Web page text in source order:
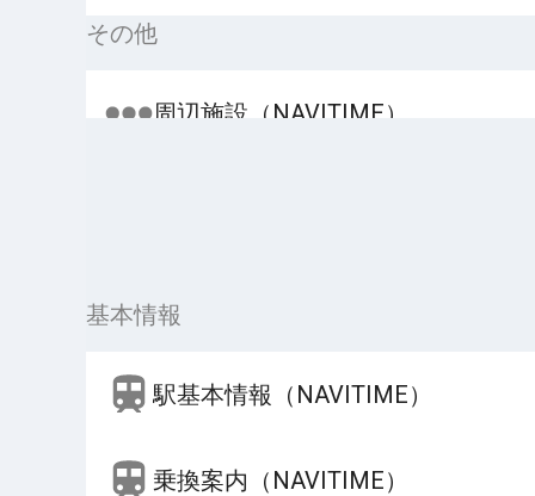
その他
周辺施設（NAVITIME）
基本情報
駅基本情報（NAVITIME）
乗換案内（NAVITIME）